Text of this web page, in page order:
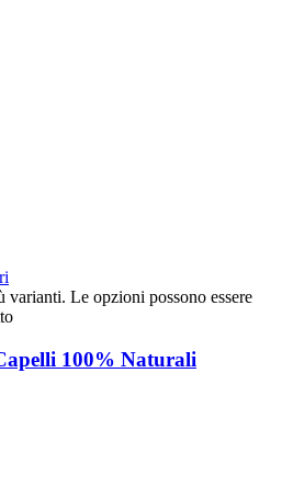
varianti. Le opzioni possono essere
100% Naturali